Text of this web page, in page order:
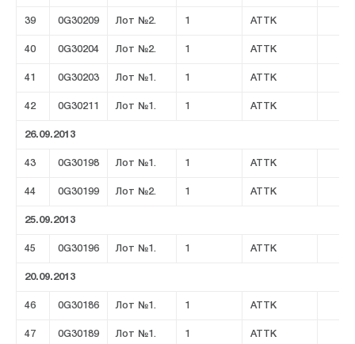
39 0G30209 Лот №2. 1 ATTK
40 0G30204 Лот №2. 1 ATTK
41 0G30203 Лот №1. 1 ATTK
42 0G30211 Лот №1. 1 ATTK
26.09.2013
43 0G30198 Лот №1. 1 ATTK
44 0G30199 Лот №2. 1 ATTK
25.09.2013
45 0G30196 Лот №1. 1 ATTK
20.09.2013
46 0G30186 Лот №1. 1 ATTK
47 0G30189 Лот №1. 1 ATTK